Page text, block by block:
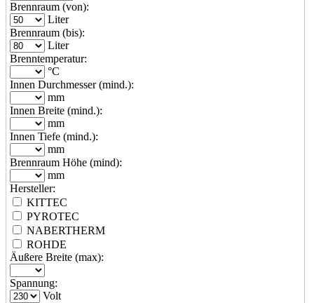
Brennraum (von):
Liter
Brennraum (bis):
Liter
Brenntemperatur:
°C
Innen Durchmesser (mind.):
mm
Innen Breite (mind.):
mm
Innen Tiefe (mind.):
mm
Brennraum Höhe (mind):
mm
Hersteller:
KITTEC
PYROTEC
NABERTHERM
ROHDE
Äußere Breite (max):
Spannung:
Volt